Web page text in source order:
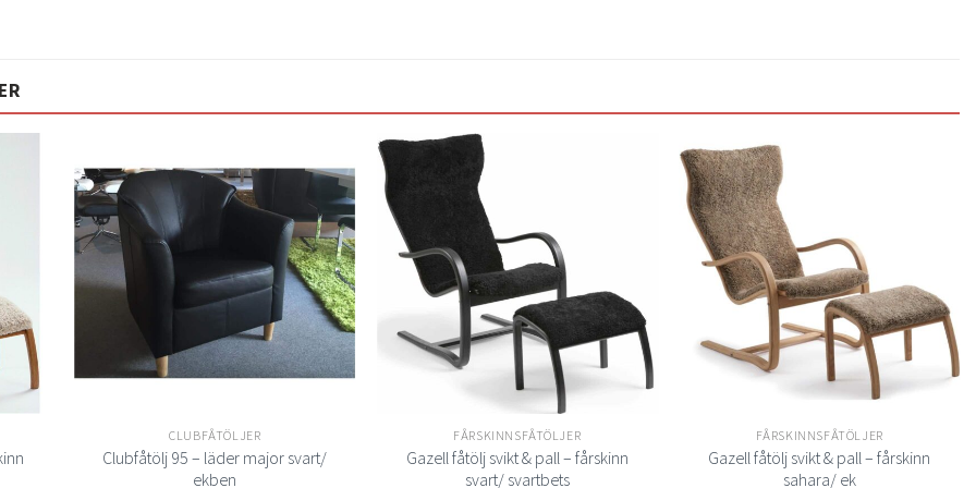
Lägg
till i
önskelistan
CLUBFÅTÖLJER
Clubfåtölj 95 – läder major svart/
ekben
FÅRSKINNSFÅTÖLJER
Gazell fåtölj svikt & pall – fårskinn
svart/ svartbets
FÅRSKINNSFÅTÖLJER
Gazell fåtölj svikt & pall – fårskinn
sahara/ ek